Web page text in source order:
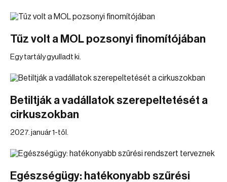
Tűz volt a MOL pozsonyi finomítójában
Egy tartály gyulladt ki.
Betiltják a vadállatok szerepeltetését a
cirkuszokban
2027. január 1-től.
Egészségügy: hatékonyabb szűrési